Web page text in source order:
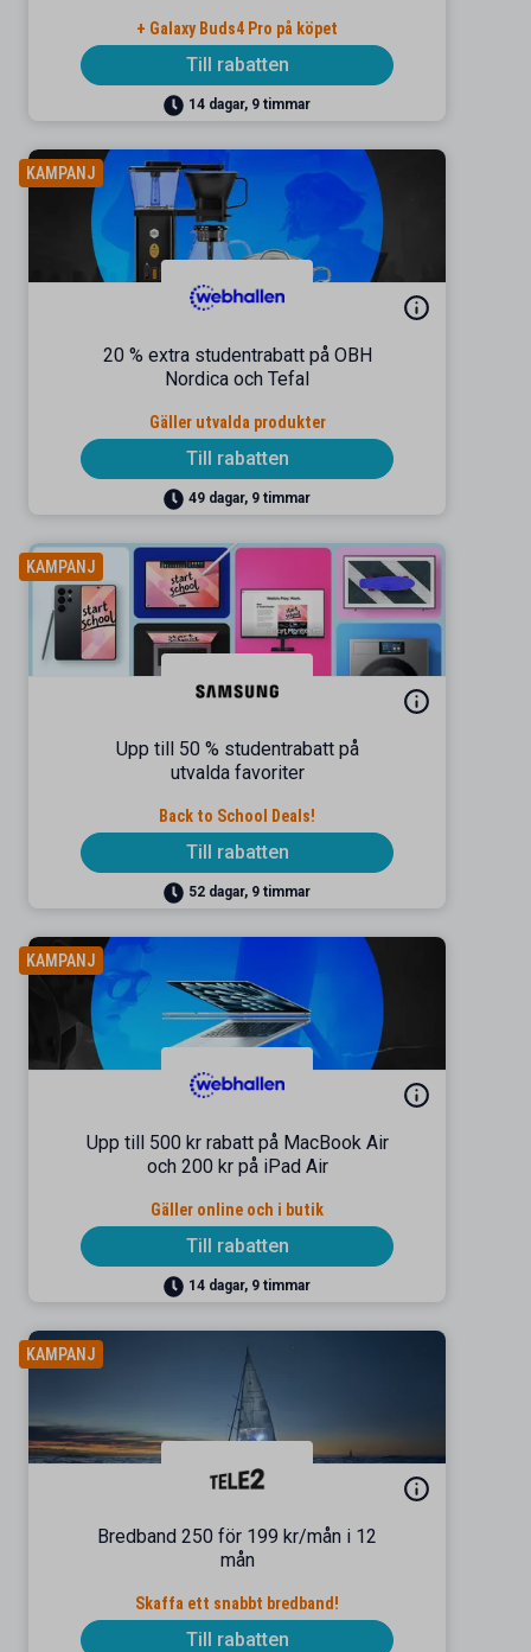
+ Galaxy Buds4 Pro på köpet
Till rabatten
14 dagar, 9 timmar
KAMPANJ
20 % extra studentrabatt på OBH
Nordica och Tefal
Gäller utvalda produkter
Till rabatten
49 dagar, 9 timmar
KAMPANJ
Upp till 50 % studentrabatt på
utvalda favoriter
Back to School Deals!
Till rabatten
52 dagar, 9 timmar
KAMPANJ
Upp till 500 kr rabatt på MacBook Air
och 200 kr på iPad Air
Gäller online och i butik
Till rabatten
14 dagar, 9 timmar
KAMPANJ
Bredband 250 för 199 kr/mån i 12
mån
Skaffa ett snabbt bredband!
Till rabatten